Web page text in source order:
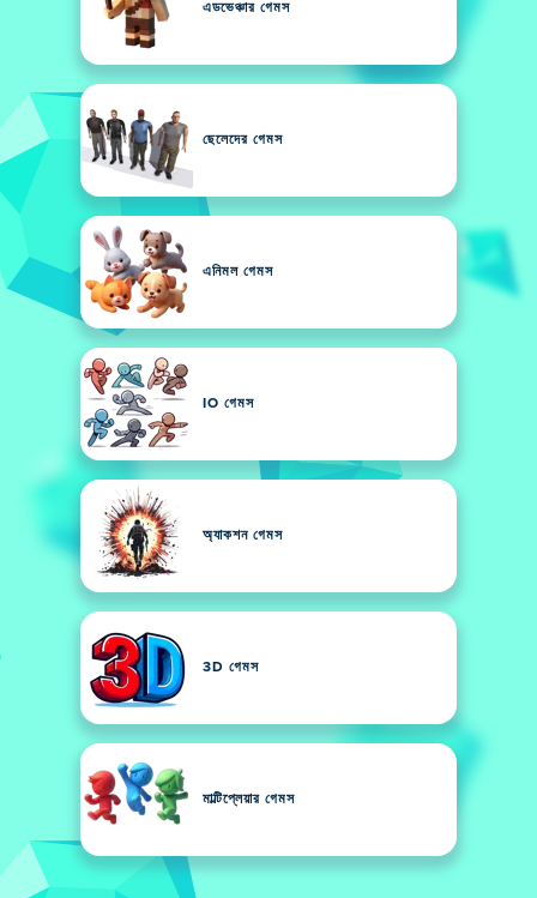
এডভেঞ্চার গেমস
ছেলেদের গেমস
এনিমল গেমস
IO গেমস
অ্যাকশন গেমস
3D গেমস
মাল্টিপ্লেয়ার গেমস